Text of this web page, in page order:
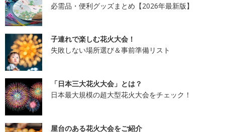
必需品・便利グッズまとめ【2026年最新版】
子連れで楽しむ花火大会！
失敗しない場所選び＆事前準備リスト
「日本三大花火大会」とは？
日本最大規模の超大型花火大会をチェック！
屋台のある花火大会をご紹介